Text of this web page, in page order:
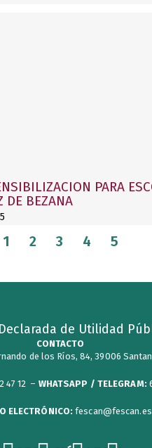
PARA
DE BEZANA
1 2 3 4 5
de Utilidad
CONTACTO
de los Ríos, 84, 39006
47 12 – WHATSAPP / TELEGRAM:
ELECTRÓNICO: fescan@fescan.es